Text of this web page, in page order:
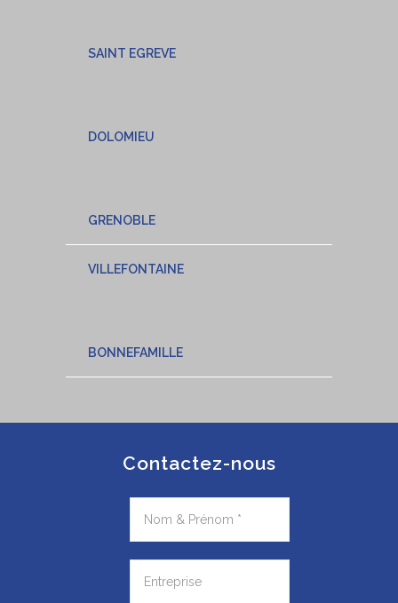
SAINT EGREVE
DOLOMIEU
GRENOBLE
VILLEFONTAINE
BONNEFAMILLE
Contactez-nous